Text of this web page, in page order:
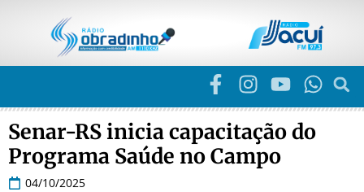
Senar-RS inicia capacitação do
Programa Saúde no Campo
04/10/2025